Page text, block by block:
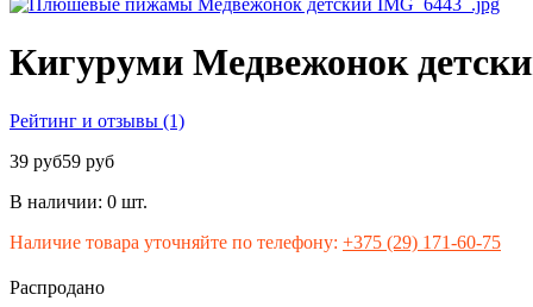
Кигуруми Медвежонок
Рейтинг и отзывы (1)
39 руб59 руб
В наличии: 0 шт.
Наличие товара уточняйте по телефону: +375 (29) 171-60-75
Распродано